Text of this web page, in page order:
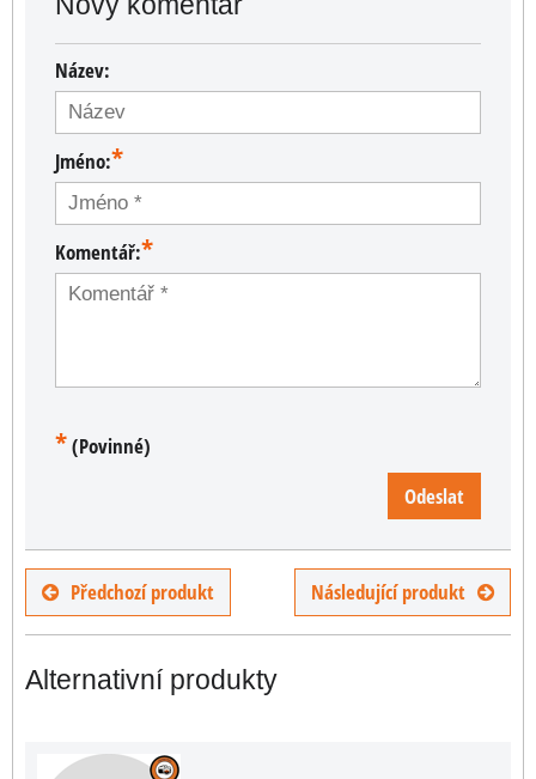
Název:
Jméno:*
Komentář:*
*(Povinné)
Odeslat
Předchozí produkt Následující produkt
Alternativní produkty